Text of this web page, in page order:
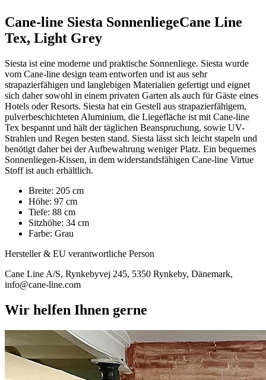
Cane-line Siesta SonnenliegeCane Line
Tex, Light Grey
Siesta ist eine moderne und praktische Sonnenliege. Siesta wurde
vom Cane-line design team entworfen und ist aus sehr
strapazierfähigen und langlebigen Materialien gefertigt und eignet
sich daher sowohl in einem privaten Garten als auch für Gäste eines
Hotels oder Resorts. Siesta hat ein Gestell aus strapazierfähigem,
pulverbeschichteten Aluminium, die Liegefläche ist mit Cane-line
Tex bespannt und hält der täglichen Beanspruchung, sowie UV-
Strahlen und Regen besten stand. Siesta lässt sich leicht stapeln und
benötigt daher bei der Aufbewahrung weniger Platz. Ein bequemes
Sonnenliegen-Kissen, in dem widerstandsfähigen Cane-line Virtue
Stoff ist auch erhältlich.
Breite: 205 cm
Höhe: 97 cm
Tiefe: 88 cm
Sitzhöhe: 34 cm
Farbe: Grau
Hersteller & EU verantwortliche Person
Cane Line A/S, Rynkebyvej 245, 5350 Rynkeby, Dänemark,
info@cane-line.com
Wir helfen Ihnen gerne